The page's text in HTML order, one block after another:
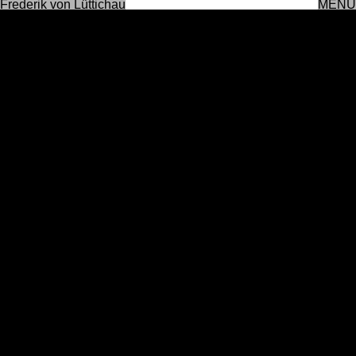
Frederik von Lüttichau MENU